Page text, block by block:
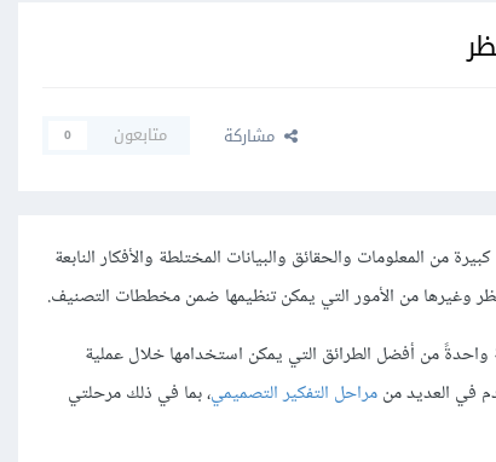
مشاركة متابعون 0
المعلومات والحقائق والبيانات المختلطة والأفكار النابعة
وغيرها من الأمور التي يمكن تنظيمها ضمن مخططات التصنيف.
من أفضل الطرائق التي يمكن استخدامها خلال عملية
في العديد منمراحل التفكير التصميمي، بما في ذلك مرحلتي